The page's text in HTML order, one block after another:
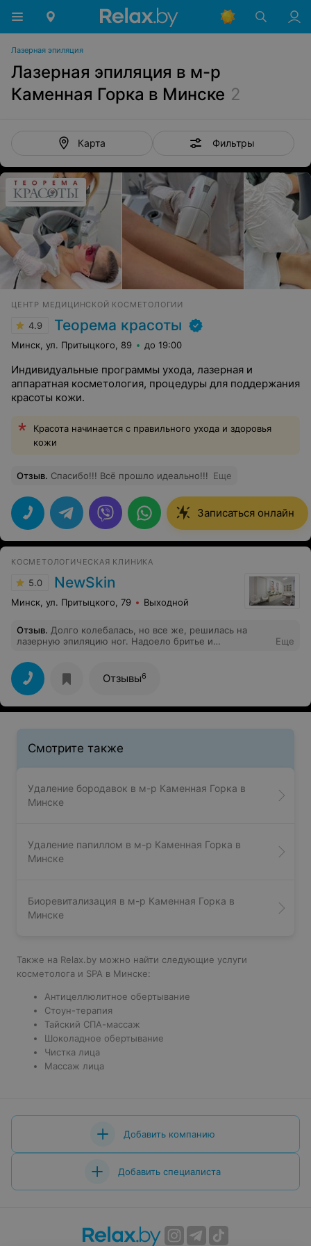
Лазерная эпиляция
Лазерная эпиляция в м-р
Каменная Горка в Минске 2
Карта Фильтры
ЦЕНТР МЕДИЦИНСКОЙ КОСМЕТОЛОГИИ
4.9 Теорема красоты
Минск, ул. Притыцкого, 89 до 19:00
Индивидуальные программы ухода, лазерная и
аппаратная косметология, процедуры для поддержания
красоты кожи.
Красота начинается с правильного ухода и здоровья
кожи
Отзыв. Спасибо!!! Всё прошло идеально!!! Еще
Записаться онлайн
КОСМЕТОЛОГИЧЕСКАЯ КЛИНИКА
5.0 NewSkin
Минск, ул. Притыцкого, 79 Выходной
Отзыв. Долго колебалась, но все же, решилась на
лазерную эпиляцию ног. Надоело бритье и
процедуру. Очень переживала, что будет больно, но, к
счастью, умелые руки врача NewSkin помогли мне
избавиться и от лишней растительности, и от страхов
перед лазерной эпиляцией. Огромное спасибо
клинике!
Еще
Отзывы6
Смотрите также
Удаление бородавок в м-р Каменная Горка в
Минске
Удаление папиллом в м-р Каменная Горка в
Минске
Биоревитализация в м-р Каменная Горка в
Минске
Также на Relax.by можно найти следующие услуги
косметолога и SPA в Минске:
Антицеллюлитное обертывание
Стоун-терапия
Тайский СПА-массаж
Шоколадное обертывание
Чистка лица
Массаж лица
Добавить компанию
Добавить специалиста